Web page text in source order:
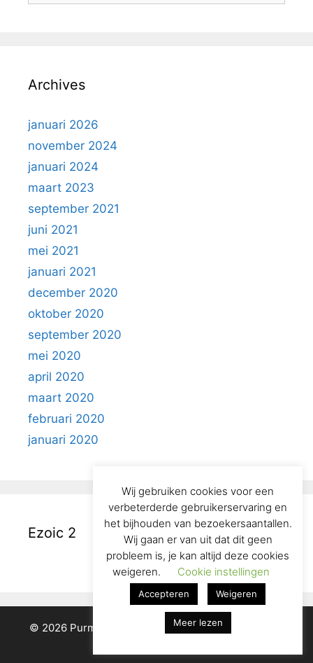
Archives
januari 2026
november 2024
januari 2024
maart 2023
september 2021
juni 2021
mei 2021
januari 2021
december 2020
oktober 2020
september 2020
mei 2020
april 2020
maart 2020
februari 2020
januari 2020
Ezoic 2
© 2026 Purmerend in het Verleden• Gebouwd met
Wij gebruiken cookies voor een
verbeterderde gebruikerservaring en
het bijhouden van bezoekersaantallen.
Wij gaan er van uit dat dit geen
probleem is, je kan altijd deze cookies
weigeren.
Cookie instellingen
Accepteren Weigeren
Meer lezen